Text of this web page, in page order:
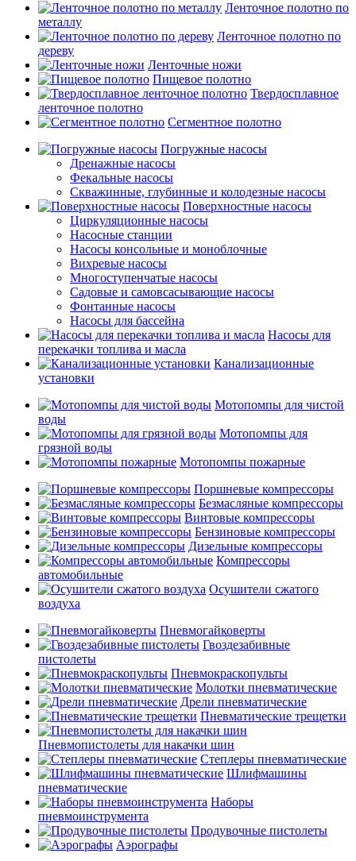
Ленточное полотно по
металлу
Ленточное полотно по
дереву
Ленточные ножи
Пищевое полотно
Твердосплавное
ленточное полотно
Сегментное полотно
Погружные насосы
Дренажные насосы
Фекальные насосы
Скважинные, глубинные и колодезные насосы
Поверхностные насосы
Циркуляционные насосы
Насосные станции
Насосы консольные и моноблочные
Вихревые насосы
Многоступенчатые насосы
Садовые и самовсасывающие насосы
Фонтанные насосы
Насосы для бассейна
Насосы для
перекачки топлива и масла
Канализационные
установки
Мотопомпы для чистой
воды
Мотопомпы для
грязной воды
Мотопомпы пожарные
Поршневые компрессоры
Безмасляные компрессоры
Винтовые компрессоры
Бензиновые компрессоры
Дизельные компрессоры
Компрессоры
автомобильные
Осушители сжатого
воздуха
Пневмогайковерты
Гвоздезабивные
пистолеты
Пневмокраскопульты
Молотки пневматические
Дрели пневматические
Пневматические трещетки
Пневмопистолеты для накачки шин
Степлеры пневматические
Шлифмашины
пневматические
Наборы
пневмоинструмента
Продувочные пистолеты
Аэрографы